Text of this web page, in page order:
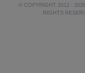
© COPYRIGHT 2012 -
RIGHTS